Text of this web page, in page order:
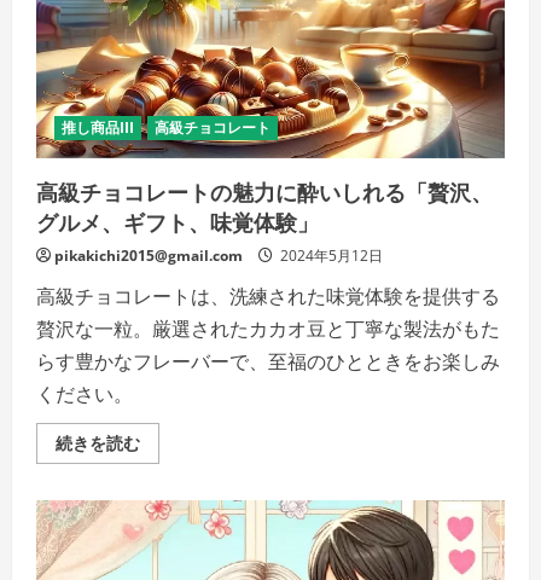
サ
ロ
ン
ド
ロ
ワ
イ
ヤ
ル
チ
ョ
コ
レ
ー
魅
力
の
詳
細
覧
く
だ
推し商品III 高級チョコレート
高級チョコレートの魅力に酔いしれる「贅沢、
グルメ、ギフト、味覚体験」
pikakichi2015@gmail.com 2024年5月12日
高級チョコレートは、洗練された味覚体験を提供する
贅沢な一粒。厳選されたカカオ豆と丁寧な製法がもた
らす豊かなフレーバーで、至福のひとときをお楽しみ
ください。
続きを読む高
級
コ
レ
ー
ト